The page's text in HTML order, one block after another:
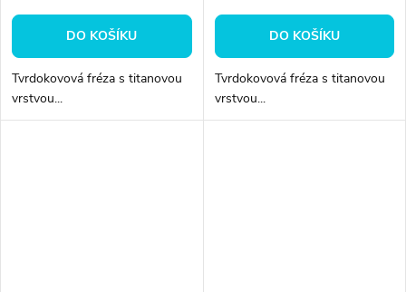
DO KOŠÍKU
Tvrdokovová fréza s titanovou
vrstvou...
DO KOŠÍKU
Tvrdokovová fréza s titanovou
vrstvou...